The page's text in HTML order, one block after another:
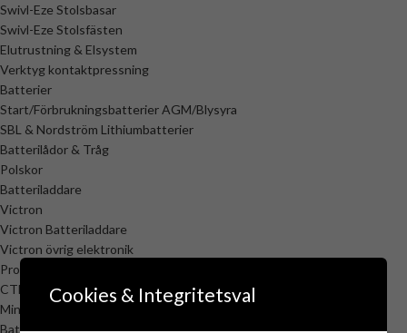
Swivl-Eze Stolsbasar
Swivl-Eze Stolsfästen
Elutrustning & Elsystem
Verktyg kontaktpressning
Batterier
Start/Förbrukningsbatterier AGM/Blysyra
SBL & Nordström Lithiumbatterier
Batterilådor & Tråg
Polskor
Batteriladdare
Victron
Victron Batteriladdare
Victron övrig elektronik
ProMariner ProSport Batteriladdare
CTEK Batteriladdare & Tillbehör
Minnkota Batteriladdare
Batteriövervakning
Cookies & Integritetsval